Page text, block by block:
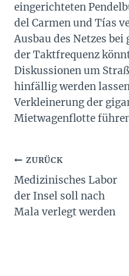
eingerichteten
del Carmen und Tías
Ausbau des Netzes
der Taktfrequenz
Diskussionen um
hinfällig werden
Verkleinerung der
Mietwagenflotte
ZURÜCK
Medizinisches Labor
der Insel soll nach
Mala verlegt werden